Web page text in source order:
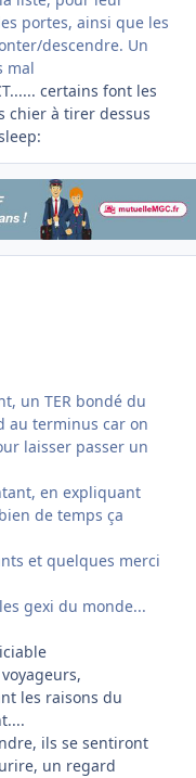
portes, ainsi que les
descendre. Un
mal
certains font les
chier à tirer dessus
un TER bondé du
au terminus car on
laisser passer un
en expliquant
de temps ça
et quelques merci
gexi du monde...
les raisons du
ils se sentiront
un regard